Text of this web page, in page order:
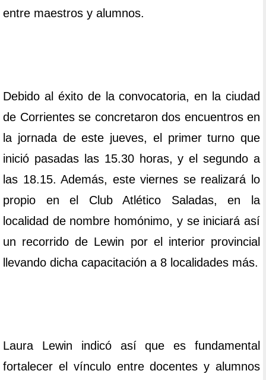
entre maestros y alumnos.
Debido al éxito de la convocatoria, en la ciudad
de Corrientes se concretaron dos encuentros en
la jornada de este jueves, el primer turno que
inició pasadas las 15.30 horas, y el segundo a
las 18.15. Además, este viernes se realizará lo
propio en el Club Atlético Saladas, en la
localidad de nombre homónimo, y se iniciará así
un recorrido de Lewin por el interior provincial
llevando dicha capacitación a 8 localidades más.
Laura Lewin indicó así que es fundamental
fortalecer el vínculo entre docentes y alumnos